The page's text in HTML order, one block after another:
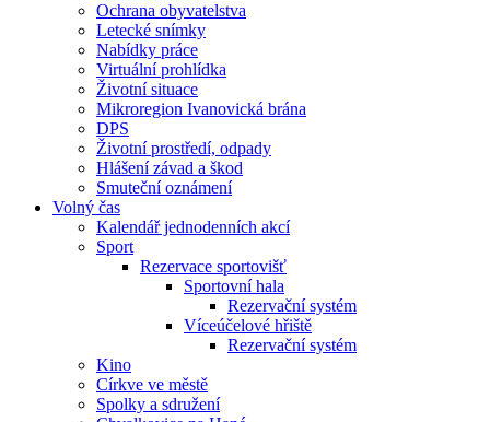
Ochrana obyvatelstva
Letecké snímky
Nabídky práce
Virtuální prohlídka
Životní situace
Mikroregion Ivanovická brána
DPS
Životní prostředí, odpady
Hlášení závad a škod
Smuteční oznámení
Volný čas
Kalendář jednodenních akcí
Sport
Rezervace sportovišť
Sportovní hala
Rezervační systém
Víceúčelové hřiště
Rezervační systém
Kino
Církve ve městě
Spolky a sdružení